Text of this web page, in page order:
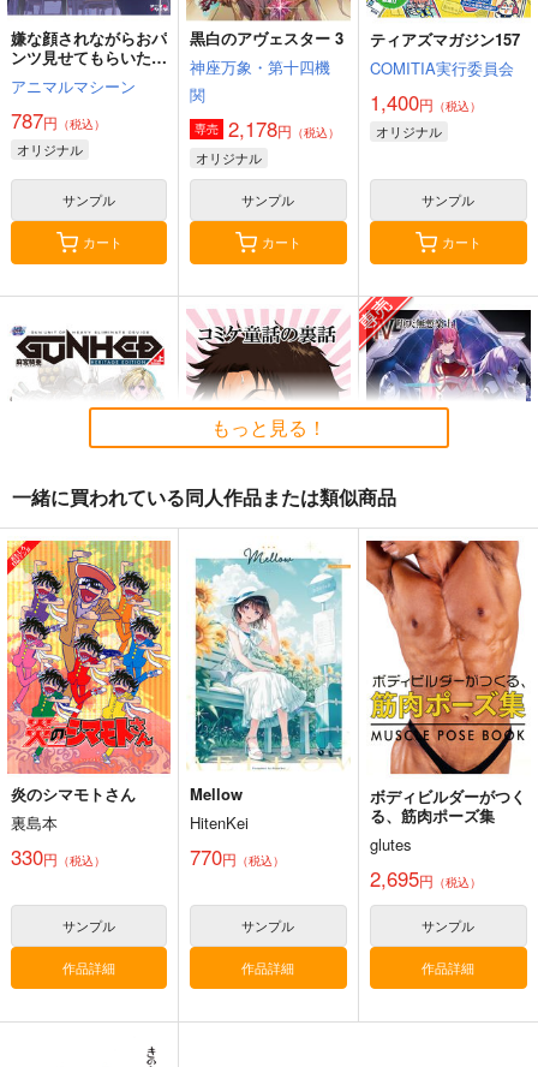
嫌な顔されながらおパ
ンツ見せてもらいたい
本14
アニマルマシーン
787円 （税込）
オリジナル
サンプル
カート
黒白のアヴェスター 3
神座万象・第十四機
関
専売 2,178円 （税込）
オリジナル
サンプル
カート
ティアズマガジン157
COMITIA実行委員会
1,400円 （税込）
オリジナル
サンプル
カート
麻宮騎亜ヘリテージエ
ディション「ガンヘッ
ド」上巻
太陽系旅団
4,235円（税込）
オリジナル
ガンヘッド
ニム
ブルックリン
サンプル
コミケ童話の裏話総集
編4
おのでら総本舗
1,540円（税込）
オリジナル メロス
サンプル
黒白のアヴェスター 4
神座万象・第十四機
3,144円（税込）
オリジナル
サンプル
もっと見る！
一緒に買われている同人作品または類似商品
炎のシマモトさん
裏島本
330円 （税込）
サンプル
作品詳細
Mellow
HitenKei
770円 （税込）
サンプル
作品詳細
ボディビルダーがつく
る、筋肉ポーズ集
glutes
2,695円 （税込）
サンプル
作品詳細